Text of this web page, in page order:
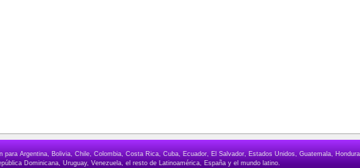
Argentina, Bolivia, Chile, Colombia, Costa Rica, Cuba, Ecuador, El Salvador, Estados Unidos, Guatemala,
Dominicana, Uruguay, Venezuela, el resto de Latinoamérica, España y el mundo latino.